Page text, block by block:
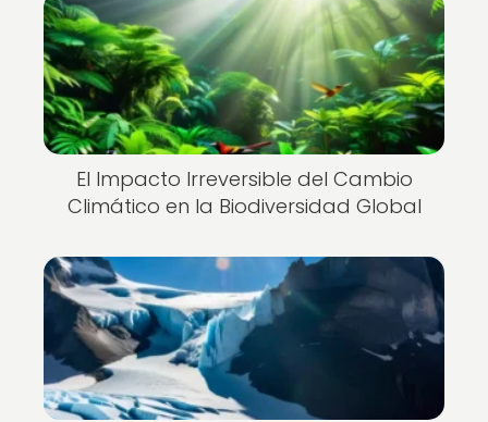
El Impacto Irreversible del Cambio
Climático en la Biodiversidad Global